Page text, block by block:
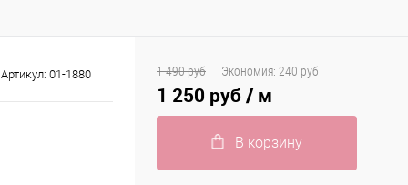
Артикул: 01-1880 1 490 руб Экономия: 240 руб
1 250 руб/ м
В корзину